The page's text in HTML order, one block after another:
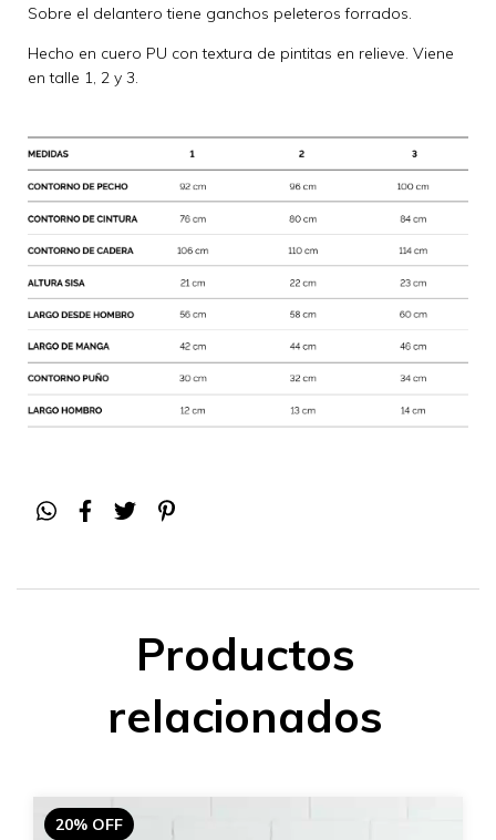
Sobre el delantero tiene ganchos peleteros forrados.
Hecho en cuero PU con textura de pintitas en relieve. Viene
en talle 1, 2 y 3.
Productos
relacionados
20% OFF